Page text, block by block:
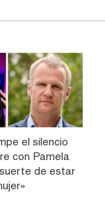
el silencio
con Pamela
de estar